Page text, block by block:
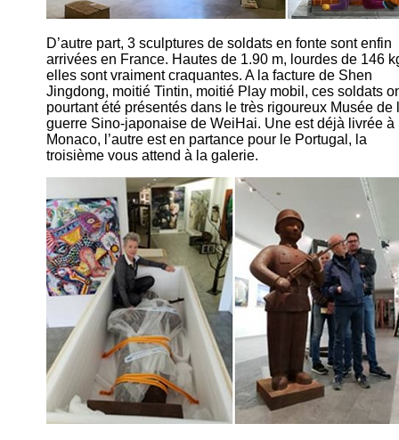
D’autre part, 3 sculptures de soldats en fonte sont enfin
arrivées en France. Hautes de 1.90 m, lourdes de 146
elles sont vraiment craquantes. A la facture de Shen
Jingdong, moitié Tintin, moitié Play mobil, ces soldats
pourtant été présentés dans le très rigoureux Musée de
guerre Sino-japonaise de WeiHai. Une est déjà livrée à
Monaco, l’autre est en partance pour le Portugal, la
troisième vous attend à la galerie.